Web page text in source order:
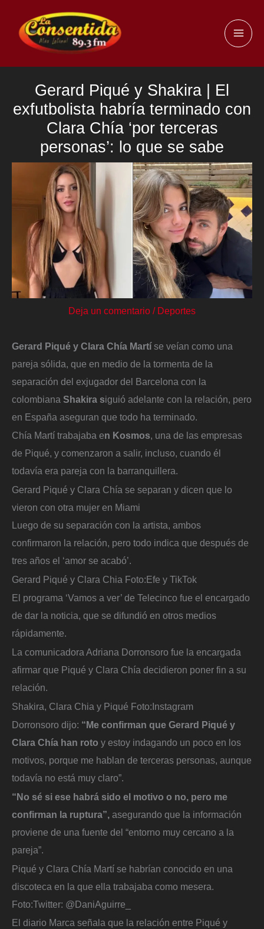
contenido
Gerard Piqué y Shakira | El
exfutbolista habría terminado con
Clara Chía ‘por terceras
personas’: lo que se sabe
Deja un comentario / Deportes
Gerard Piqué y Clara Chía Martíse veían como una
pareja sólida, que en medio de la tormenta de la
separación del exjugador del Barcelona con la
colombiana Shakira siguió adelante con la relación, pero
en España aseguran que todo ha terminado.
Chía Martí trabajaba en Kosmos, una de las empresas
de Piqué, y comenzaron a salir, incluso, cuando él
todavía era pareja con la barranquillera.
Gerard Piqué y Clara Chía se separan y dicen que lo
vieron con otra mujer en Miami
Luego de su separación con la artista, ambos
confirmaron la relación, pero todo indica que después de
tres años el ‘amor se acabó’.
Gerard Piqué y Clara Chia Foto:Efe y TikTok
El programa ‘Vamos a ver’ de Telecinco fue el encargado
de dar la noticia, que se difundió en otros medios
rápidamente.
La comunicadora Adriana Dorronsoro fue la encargada
afirmar que Piqué y Clara Chía decidieron poner fin a su
relación.
Shakira, Clara Chia y Piqué Foto:Instagram
Dorronsoro dijo: “Me confirman que Gerard Piqué y
Clara Chía han roto y estoy indagando un poco en los
motivos, porque me hablan de terceras personas, aunque
todavía no está muy claro”.
“No sé si ese habrá sido el motivo o no, pero me
confirman la ruptura”, asegurando que la información
proviene de una fuente del “entorno muy cercano a la
pareja”.
Piqué y Clara Chía Martí se habrían conocido en una
discoteca en la que ella trabajaba como mesera.
Foto:Twitter: @DaniAguirre_
El diario Marca señala que la relación entre Piqué y